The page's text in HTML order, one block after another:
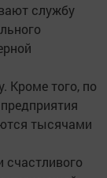
службу
Кроме того, по
тысячами
счастливого